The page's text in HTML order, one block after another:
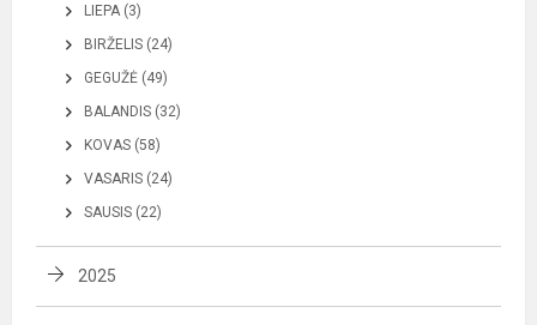
LIEPA (3)
BIRŽELIS (24)
GEGUŽĖ (49)
BALANDIS (32)
KOVAS (58)
VASARIS (24)
SAUSIS (22)
2025